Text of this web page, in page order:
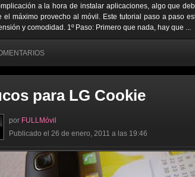
a la hora de instalar aplicaciones, algo que
el máximo provecho al móvil. Este tutorial paso a paso
y comodidad. 1º Paso: Primero que nada, hay que ...
para LG Cookie
por FULLMóvil
Publicado el 26 de enero, 2011 a las 19:46